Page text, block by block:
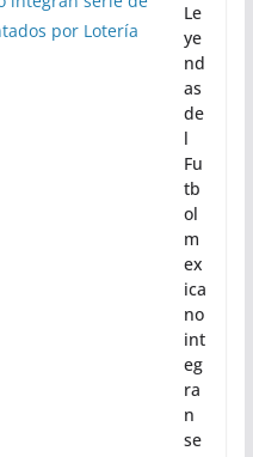
Le
ye
nd
as
de
l
Fu
tb
ol
m
ex
ica
no
int
eg
ra
n
se